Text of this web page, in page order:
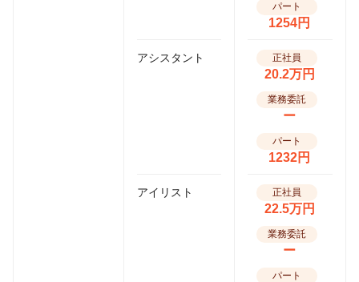
パート
1254円
アシスタント 正社員
20.2万円
業務委託
ー
パート
1232円
アイリスト 正社員
22.5万円
業務委託
ー
パート